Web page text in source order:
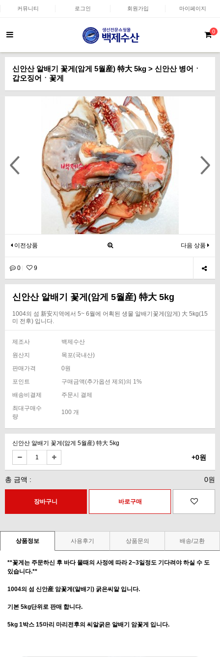
커뮤니티 로그인 회원가입 마이페이지
0
신안산 알배기 꽃게(암게 5월産) 特大 5kg > 신안산 병어ㆍ
갑오징어ㆍ꽃게
이전상품 다음 상품
0 9
신안산 알배기 꽃게(암게 5월産) 特大 5kg
1004의 섬 新安지역에서 5~ 6월에 어획된 생물 알배기꽃게(암게) 大 5kg(15
미 전후) 입니다.
제조사
백제수산
원산지
목포(국내산)
판매가격
0원
포인트
구매금액(추가옵션 제외)의 1%
배송비결제
주문시 결제
최대구매수
량
100 개
신안산 알배기 꽃게(암게 5월産) 特大 5kg
+0원
총 금액 : 0원
상품정보 사용후기 상품문의 배송/교환
**꽃게는 주문하신 후 바다 물때의 사정에 따라 2~3일정도 기다려야 하실 수 도
있습니다.**
1004의 섬 신안産 암꽃게(알배기) 굵은씨알 입니다.
기본 5kg단위로 판매 합니다.
5kg 1박스 15마리 마리전후의 씨알굵은 알배기 암꽃게 입니다.